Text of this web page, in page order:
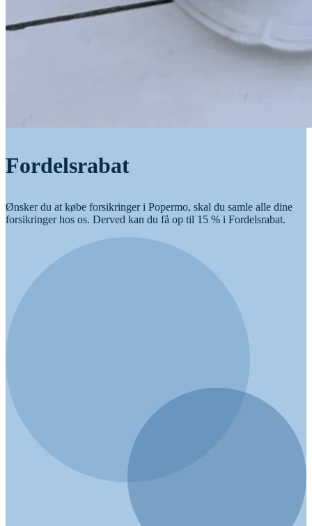
Fordelsrabat
Ønsker du at købe forsikringer i Popermo, skal du samle alle dine
forsikringer hos os. Derved kan du få op til 15 % i Fordelsrabat.